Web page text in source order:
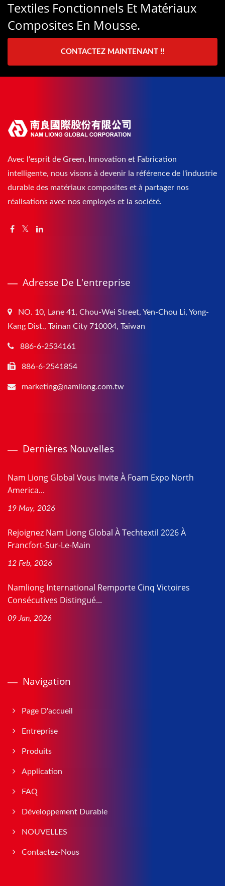
Textiles Fonctionnels Et Matériaux
Composites En Mousse.
CONTACTEZ MAINTENANT !!
Avec l'esprit de Green, Innovation et Fabrication
intelligente, nous visons à devenir la référence de l'industrie
durable des matériaux composites et à partager nos
réalisations avec nos employés et la société.
Adresse De L'entreprise
NO. 10, Lane 41, Chou-Wei Street, Yen-Chou Li, Yong-
Kang Dist., Tainan City 710004, Taiwan
886-6-2534161
886-6-2541854
marketing@namliong.com.tw
Dernières Nouvelles
Nam Liong Global Vous Invite À Foam Expo North
America...
19 May, 2026
Rejoignez Nam Liong Global À Techtextil 2026 À
Francfort-Sur-Le-Main
12 Feb, 2026
Namliong International Remporte Cinq Victoires
Consécutives Distingué...
09 Jan, 2026
Navigation
Page D'accueil
Entreprise
Produits
Application
FAQ
Développement Durable
NOUVELLES
Contactez-Nous